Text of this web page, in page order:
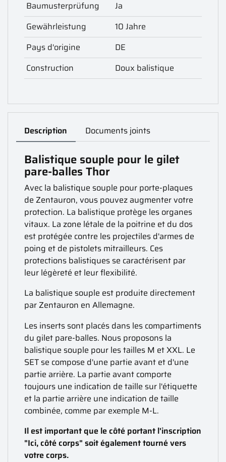
Baumusterprüfung
Ja
Gewährleistung
10 Jahre
Pays d'origine
DE
Construction
Doux balistique
Description Documents joints
Balistique souple pour le gilet
pare-balles Thor
Avec la balistique souple pour porte-plaques
de Zentauron, vous pouvez augmenter votre
protection. La balistique protège les organes
vitaux. La zone létale de la poitrine et du dos
est protégée contre les projectiles d'armes de
poing et de pistolets mitrailleurs. Ces
protections balistiques se caractérisent par
leur légèreté et leur flexibilité.
La balistique souple est produite directement
par Zentauron en Allemagne.
Les inserts sont placés dans les compartiments
du gilet pare-balles. Nous proposons la
balistique souple pour les tailles M et XXL. Le
SET se compose d'une partie avant et d'une
partie arrière. La partie avant comporte
toujours une indication de taille sur l'étiquette
et la partie arrière une indication de taille
combinée, comme par exemple M-L.
Il est important que le côté portant l'inscription
"Ici, côté corps" soit également tourné vers
votre corps.